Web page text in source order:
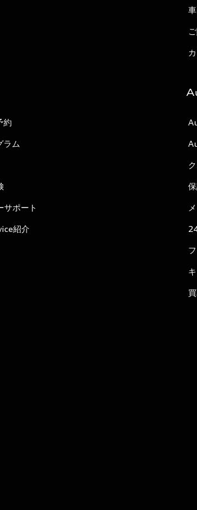
約
ラム
ポート
紹介